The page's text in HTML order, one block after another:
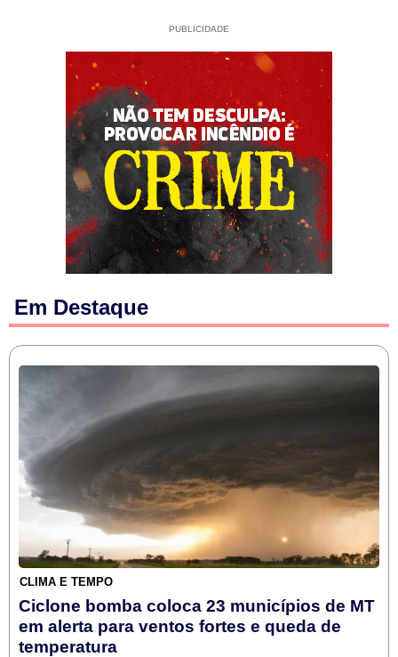
PUBLICIDADE
Em Destaque
CLIMA E TEMPO
Ciclone bomba coloca 23 municípios de MT
em alerta para ventos fortes e queda de
temperatura